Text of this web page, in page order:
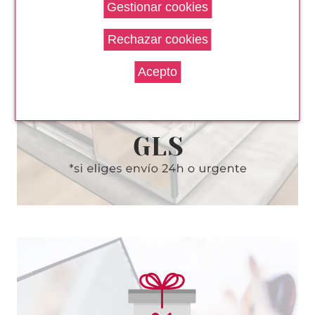
ANNE MOLLER
ESENCIA CALMANTE ACCIÓN
INMEDIATA 400 ML
Pvr 28.00€
desde
ANNE MOLLER